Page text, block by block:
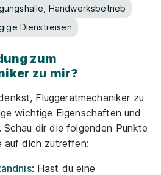
Handwerksbetrieb
Dienstreisen
zum
zu mir?
Fluggerätmechaniker zu
wichtige Eigenschaften und
Schau dir die folgenden Punkte
auf dich zutreffen:
: Hast du eine